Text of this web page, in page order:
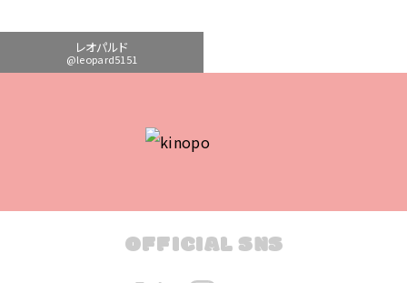
レオパルド
@leopard5151
OFFICIAL SNS